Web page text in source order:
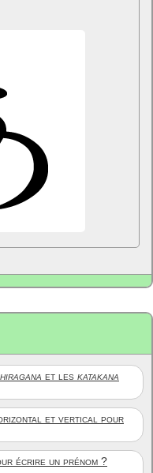
hiragana et les katakana
et vertical pour
écrire un prénom ?